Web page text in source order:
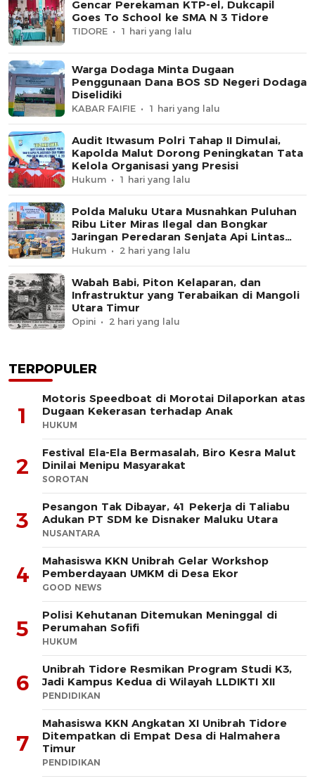
Gencar Perekaman KTP-el, Dukcapil
Goes To School ke SMA N 3 Tidore
TIDORE 1 hari yang lalu
Warga Dodaga Minta Dugaan
Penggunaan Dana BOS SD Negeri Dodaga
Diselidiki
KABAR FAIFIE 1 hari yang lalu
Audit Itwasum Polri Tahap II Dimulai,
Kapolda Malut Dorong Peningkatan Tata
Kelola Organisasi yang Presisi
Hukum 1 hari yang lalu
Polda Maluku Utara Musnahkan Puluhan
Ribu Liter Miras Ilegal dan Bongkar
Jaringan Peredaran Senjata Api Lintas
Negara
Hukum 2 hari yang lalu
Wabah Babi, Piton Kelaparan, dan
Infrastruktur yang Terabaikan di Mangoli
Utara Timur
Opini 2 hari yang lalu
TERPOPULER
1
Motoris Speedboat di Morotai Dilaporkan atas
Dugaan Kekerasan terhadap Anak
HUKUM
2
Festival Ela-Ela Bermasalah, Biro Kesra Malut
Dinilai Menipu Masyarakat
SOROTAN
3
Pesangon Tak Dibayar, 41 Pekerja di Taliabu
Adukan PT SDM ke Disnaker Maluku Utara
NUSANTARA
4
Mahasiswa KKN Unibrah Gelar Workshop
Pemberdayaan UMKM di Desa Ekor
GOOD NEWS
5
Polisi Kehutanan Ditemukan Meninggal di
Perumahan Sofifi
HUKUM
6
Unibrah Tidore Resmikan Program Studi K3,
Jadi Kampus Kedua di Wilayah LLDIKTI XII
PENDIDIKAN
7
Mahasiswa KKN Angkatan XI Unibrah Tidore
Ditempatkan di Empat Desa di Halmahera
Timur
PENDIDIKAN